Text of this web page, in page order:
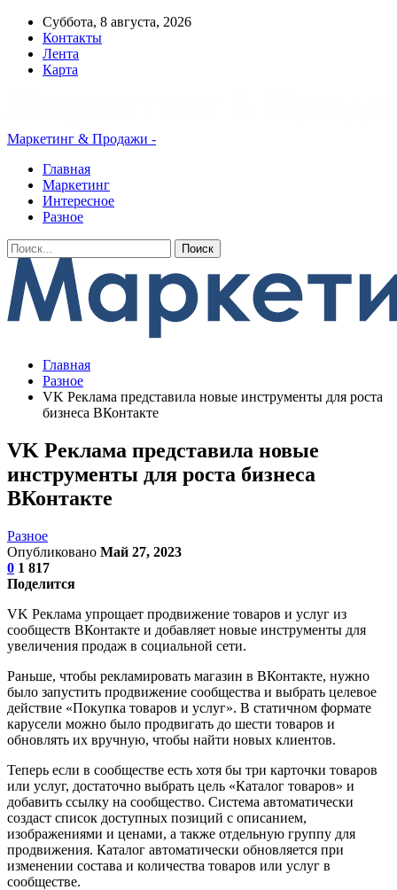
Суббота, 8 августа, 2026
Контакты
Лента
Карта
Маркетинг & Продажи -
Главная
Маркетинг
Интересное
Разное
Главная
Разное
VK Реклама представила новые инструменты для роста
бизнеса ВКонтакте
VK Реклама представила новые
инструменты для роста бизнеса
ВКонтакте
Разное
Опубликовано Май 27, 2023
0 1 817
Поделится
VK Реклама упрощает продвижение товаров и услуг из
сообществ ВКонтакте и добавляет новые инструменты для
увеличения продаж в социальной сети.
Раньше, чтобы рекламировать магазин в ВКонтакте, нужно
было запустить продвижение сообщества и выбрать целевое
действие «Покупка товаров и услуг». В статичном формате
карусели можно было продвигать до шести товаров и
обновлять их вручную, чтобы найти новых клиентов.
Теперь если в сообществе есть хотя бы три карточки товаров
или услуг, достаточно выбрать цель «Каталог товаров» и
добавить ссылку на сообщество. Система автоматически
создаст список доступных позиций с описанием,
изображениями и ценами, а также отдельную группу для
продвижения. Каталог автоматически обновляется при
изменении состава и количества товаров или услуг в
сообществе.